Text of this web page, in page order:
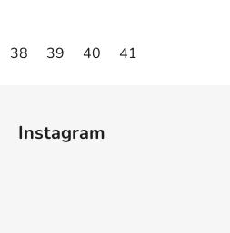
38 39 40 41
Instagram